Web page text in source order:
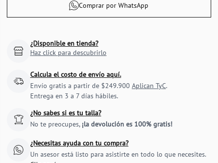
Comprar por WhatsApp
¿Disponible en tienda?
Haz click para descubrirlo
Calcula el costo de envío aquí.
Envío gratis a partir de $249.900 Aplican TyC.
Entrega en 3 a 7 días hábiles.
¿No sabes si es tu talla?
No te preocupes, ¡la devolución es 100% gratis!
¿Necesitas ayuda con tu compra?
Un asesor está listo para asistirte en todo lo que necesites.